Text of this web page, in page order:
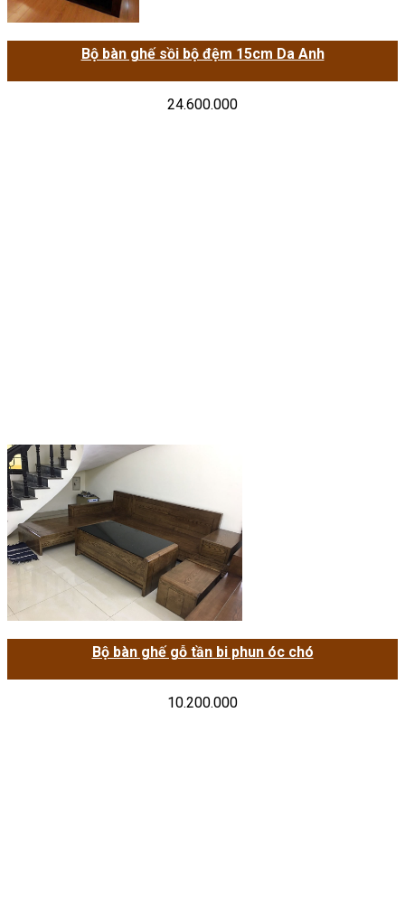
Bộ bàn ghế sồi bộ đệm 15cm Da Anh
24.600.000
Bộ bàn ghế gỗ tần bi phun óc chó
10.200.000